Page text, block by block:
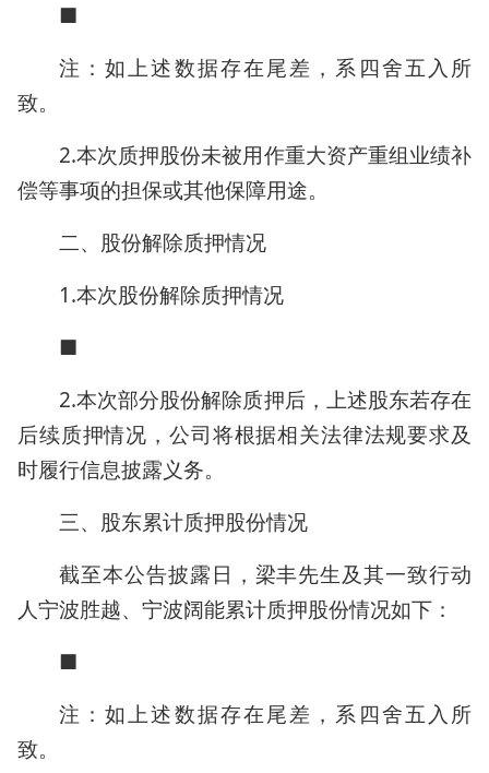
■
注：如上述数据存在尾差，系四舍五入所
致。
2.本次质押股份未被用作重大资产重组业绩补
偿等事项的担保或其他保障用途。
二、股份解除质押情况
1.本次股份解除质押情况
■
2.本次部分股份解除质押后，上述股东若存在
后续质押情况，公司将根据相关法律法规要求及
时履行信息披露义务。
三、股东累计质押股份情况
截至本公告披露日，梁丰先生及其一致行动
人宁波胜越、宁波阔能累计质押股份情况如下：
■
注：如上述数据存在尾差，系四舍五入所
致。